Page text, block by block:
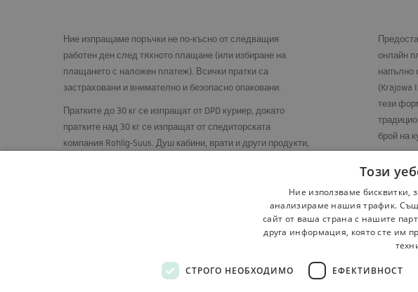
Ние изпращаме поръчки не по-късно от следващия
работен ден след тяхното плащане (или избиране на
плащането с наложен платеж). Всички пратки са
застраховани и внимателно и безопасно опаковани.
Пратките до 30 кг се изпращат от DPD куриер, докато
пратките над 30 кг се изпращат от спедиторската
компания Rohlig-Suus. Душ кабини, врати и други продукти,
онлайн
напълно
(Krajowa
тези
брой на
PL28
За магазина Връщане на стоката и
Този
Ние използваме бисквитки,
анализираме нашия трафик.
сайт от ваша страна с нашите
друга информация, която сте им
СТРОГО НЕОБХОДИМО ЕФЕКТИВНОСТ